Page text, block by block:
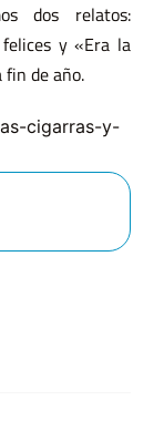
dos relatos:
y «Era la
fin de año.
cigarras-y-